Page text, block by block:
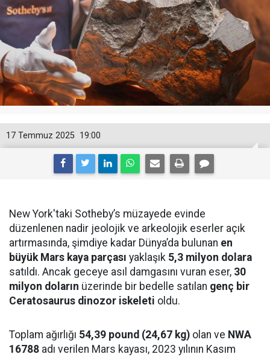
19:00
17 Temmuz 2025
New York'taki Sotheby’s müzayede evinde
düzenlenen nadir jeolojik ve arkeolojik eserler açık
artırmasında, şimdiye kadar Dünya’da bulunan en
büyük Mars kaya parçası yaklaşık 5,3 milyon dolara
satıldı. Ancak geceye asıl damgasını vuran eser, 30
milyon doların üzerinde bir bedelle satılan genç bir
Ceratosaurus dinozor iskeleti oldu.
Toplam ağırlığı 54,39 pound (24,67 kg) olan ve NWA
16788 adı verilen Mars kayası, 2023 yılının Kasım